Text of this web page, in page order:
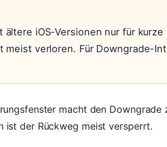
ältere iOS-Versionen nur für
meist verloren. Für Downgrade-
macht den
ist der Rückweg meist versperrt.